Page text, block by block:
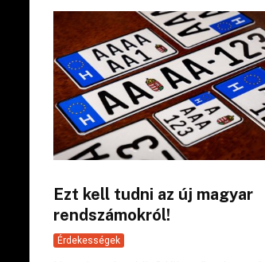
Ezt kell tudni az új magyar
rendszámokról!
Érdekességek